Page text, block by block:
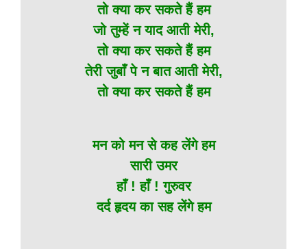
तो क्या कर सकते हैं हम
जो तुम्हें न याद आती मेरी,
तो क्या कर सकते हैं हम
तेरी जुबाँ पे न बात आती मेरी,
तो क्या कर सकते हैं हम
मन को मन से कह लेंगे हम
सारी उमर
हाँ ! हाँ ! गुरुवर
दर्द हृदय का सह लेंगे हम